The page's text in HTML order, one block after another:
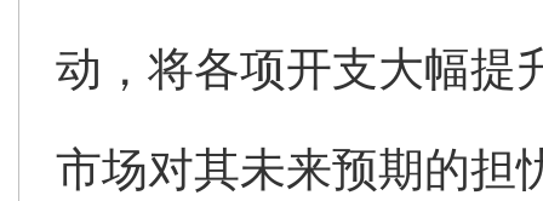
动，将各项开支大幅提
市场对其未来预期的担